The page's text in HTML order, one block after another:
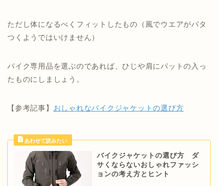
ただし体になるべくフィットしたもの（風でウエアがバタ
つくようではいけません）
バイク専用品を選ぶのであれば、ひじや肩にパットの入っ
たものにしましょう。
【参考記事】 おしゃれなバイクジャケットの選び方
バイクジャケットの選び方 ダ
サくならないおしゃれファッシ
ョンの考え方とヒント